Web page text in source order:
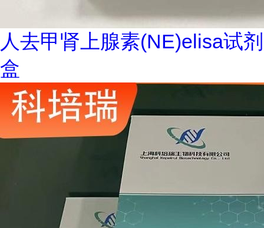
人去甲肾上腺素(NE)elisa试剂
盒